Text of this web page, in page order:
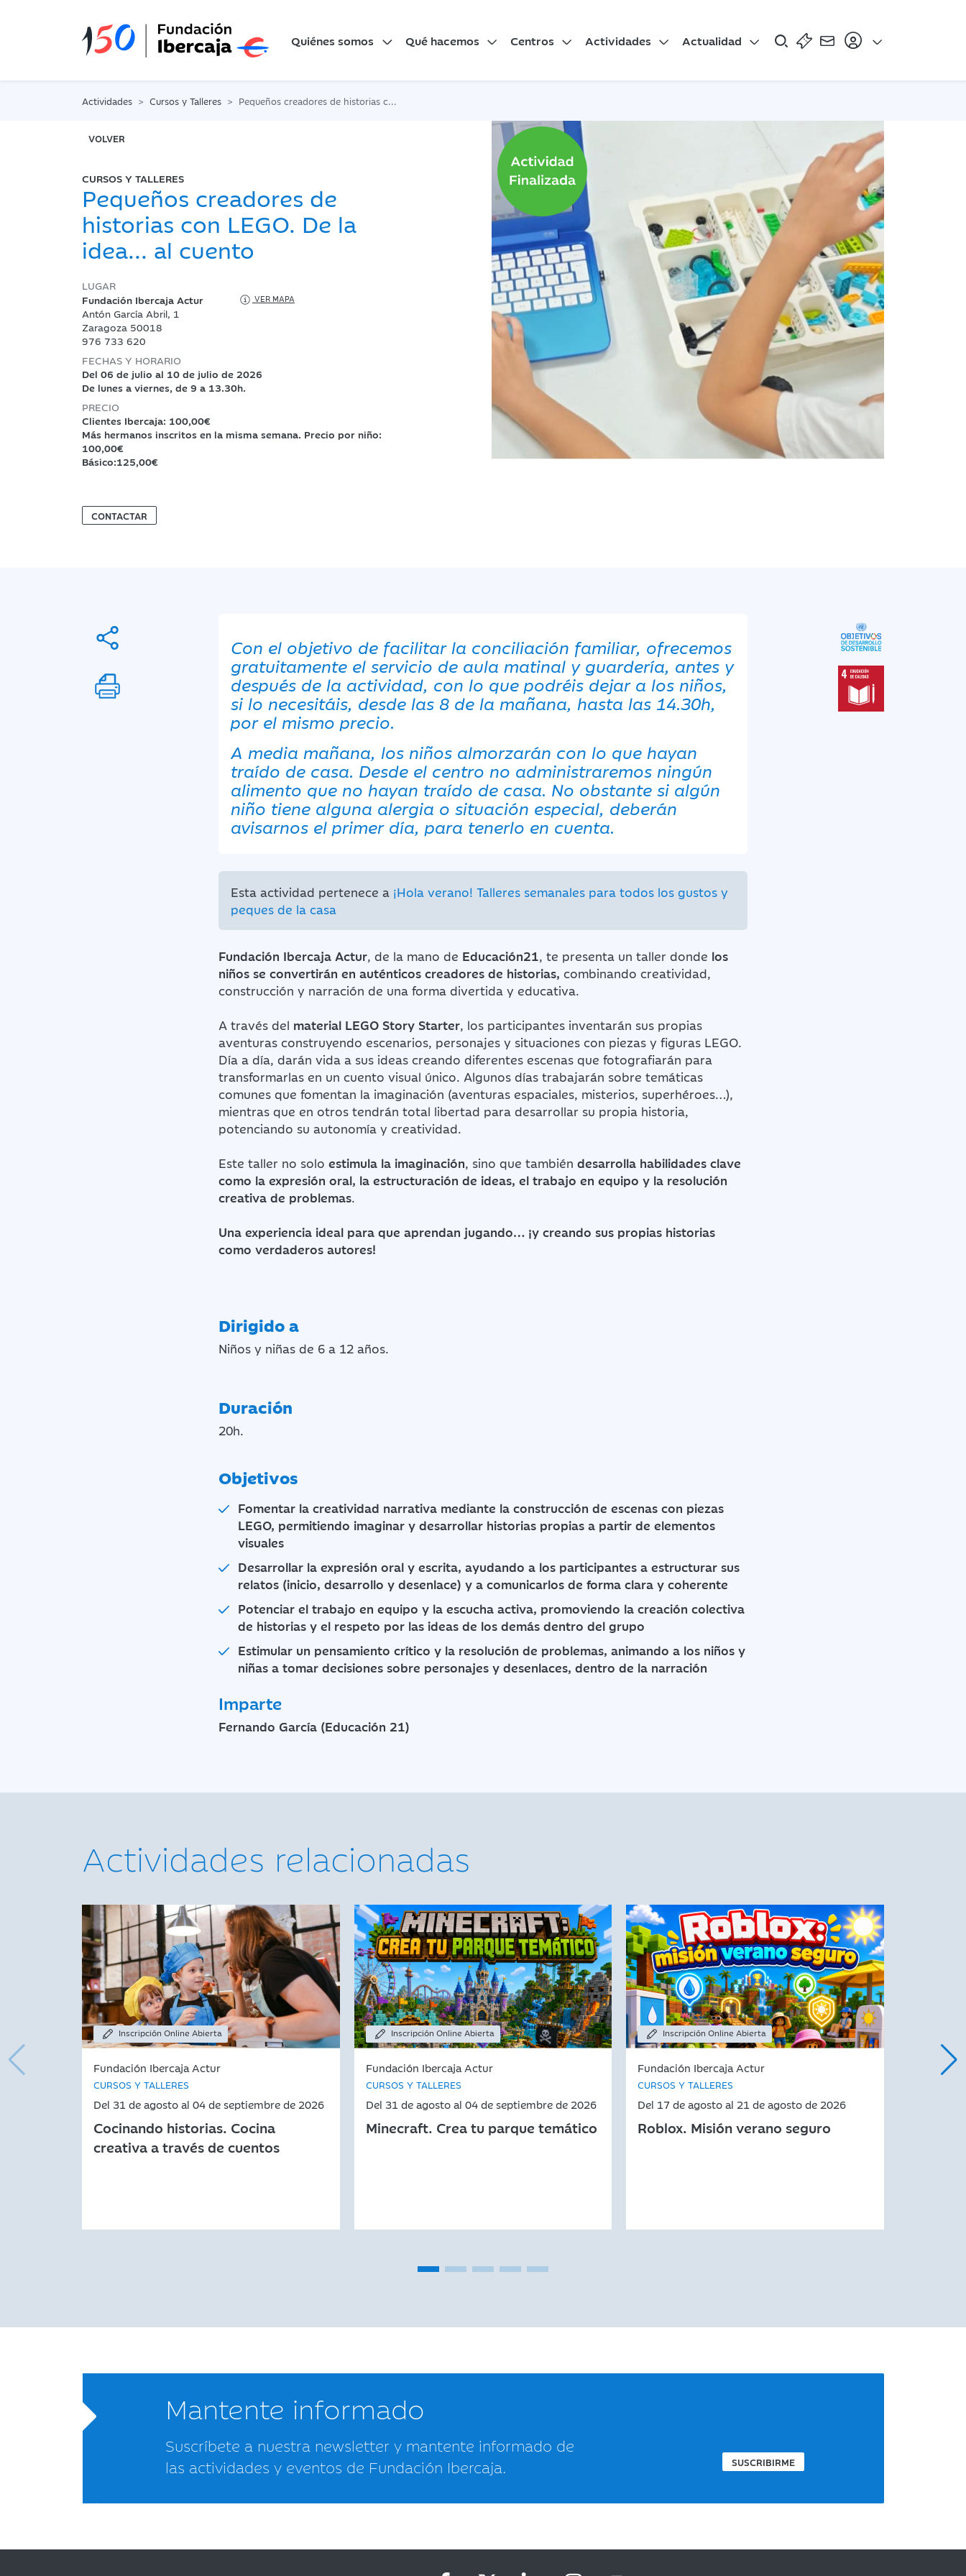
Quiénes somos Qué hacemos Centros Actividades Actualidad
Actividades Cursos y Talleres Pequeños creadores de historias con LEGO. De la idea... al cuento
VOLVER
CURSOS Y TALLERES
Pequeños creadores de
historias con LEGO. De la
idea... al cuento
LUGAR
Fundación Ibercaja Actur
VER MAPA
Antón García Abril, 1
Zaragoza 50018
976 733 620
FECHAS Y HORARIO
Del 06 de julio al 10 de julio de 2026
De lunes a viernes, de 9 a 13.30h.
PRECIO
Clientes Ibercaja: 100,00€
Más hermanos inscritos en la misma semana. Precio por niño:
100,00€
Básico:125,00€
CONTACTAR
Con el objetivo de facilitar la conciliación familiar, ofrecemos
gratuitamente el servicio de aula matinal y guardería, antes y
después de la actividad, con lo que podréis dejar a los niños,
si lo necesitáis, desde las 8 de la mañana, hasta las 14.30h,
por el mismo precio.
A media mañana, los niños almorzarán con lo que hayan
traído de casa. Desde el centro no administraremos ningún
alimento que no hayan traído de casa. No obstante si algún
niño tiene alguna alergia o situación especial, deberán
avisarnos el primer día, para tenerlo en cuenta.
Esta actividad pertenece a ¡Hola verano! Talleres semanales para todos los gustos y
peques de la casa
Fundación Ibercaja Actur, de la mano de Educación21, te presenta un taller donde los
niños se convertirán en auténticos creadores de historias, combinando creatividad,
construcción y narración de una forma divertida y educativa.
A través del material LEGO Story Starter, los participantes inventarán sus propias
aventuras construyendo escenarios, personajes y situaciones con piezas y figuras LEGO.
Día a día, darán vida a sus ideas creando diferentes escenas que fotografiarán para
transformarlas en un cuento visual único. Algunos días trabajarán sobre temáticas
comunes que fomentan la imaginación (aventuras espaciales, misterios, superhéroes…),
mientras que en otros tendrán total libertad para desarrollar su propia historia,
potenciando su autonomía y creatividad.
Este taller no solo estimula la imaginación, sino que también desarrolla habilidades clave
como la expresión oral, la estructuración de ideas, el trabajo en equipo y la resolución
creativa de problemas.
Una experiencia ideal para que aprendan jugando… ¡y creando sus propias historias
como verdaderos autores!
Dirigido a
Niños y niñas de 6 a 12 años.
Duración
20h.
Objetivos
Fomentar la creatividad narrativa mediante la construcción de escenas con piezas
LEGO, permitiendo imaginar y desarrollar historias propias a partir de elementos
visuales
Desarrollar la expresión oral y escrita, ayudando a los participantes a estructurar sus
relatos (inicio, desarrollo y desenlace) y a comunicarlos de forma clara y coherente
Potenciar el trabajo en equipo y la escucha activa, promoviendo la creación colectiva
de historias y el respeto por las ideas de los demás dentro del grupo
Estimular un pensamiento crítico y la resolución de problemas, animando a los niños y
niñas a tomar decisiones sobre personajes y desenlaces, dentro de la narración
Imparte
Fernando García (Educación 21)
Actividades relacionadas
Inscripción Online Abierta
Fundación Ibercaja Actur
CURSOS Y TALLERES
Del 31 de agosto al 04 de septiembre de 2026
Cocinando historias. Cocina
creativa a través de cuentos
Inscripción Online Abierta
Fundación Ibercaja Actur
CURSOS Y TALLERES
Del 31 de agosto al 04 de septiembre de 2026
Minecraft. Crea tu parque temático
Inscripción Online Abierta
Fundación Ibercaja Actur
CURSOS Y TALLERES
Del 17 de agosto al 21 de agosto de 2026
Roblox. Misión verano seguro
Mantente informado
Suscríbete a nuestra newsletter y mantente informado de
las actividades y eventos de Fundación Ibercaja.
SUSCRIBIRME